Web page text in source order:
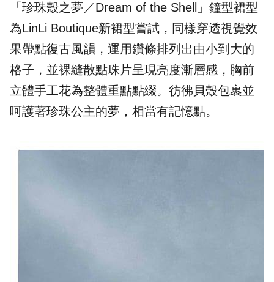
「珍珠殼之夢／Dream of the Shell」鐘型裙型
為LinLi Boutique新裙型嘗試，同樣穿透視覺效
果帶點復古風韻，運用鑽條排列出由小到大的
格子，並裸縫散點珠片呈現亮度漸層感，胸前
立體手工花為整體重點點綴。彷彿貝殼包裹並
呵護著珍珠公主的夢，相當有記憶點。